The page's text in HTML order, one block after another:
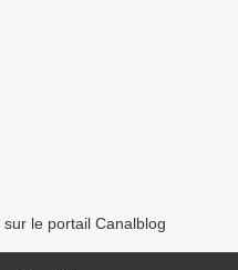
le portail Canalblog